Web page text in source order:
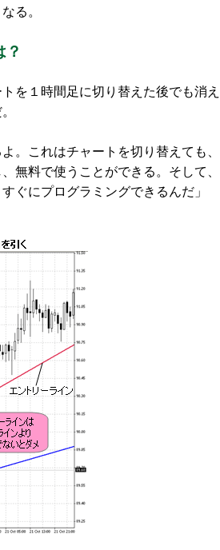
る。
？
を１時間足に切り替えた後でも消え
。これはチャートを切り替えても、
無料で使うことができる。そして、
ぐにプログラミングできるんだ」